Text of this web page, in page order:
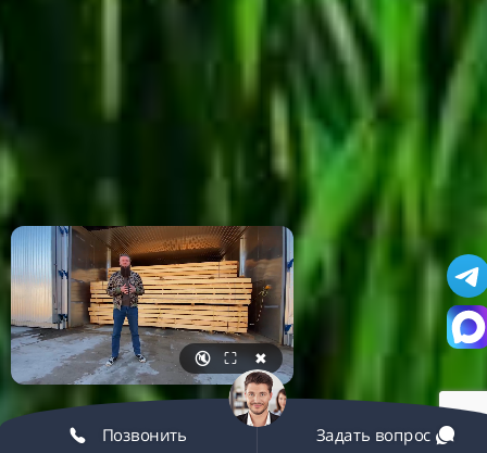
🔇 ⛶ ✖
Позвонить Задать вопрос